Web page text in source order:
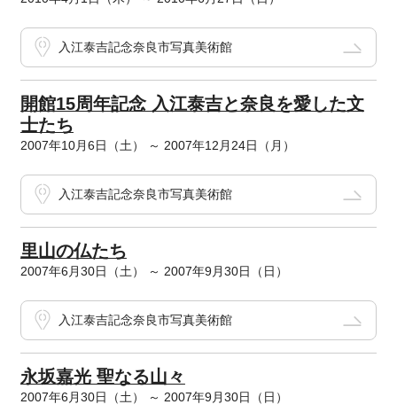
入江泰吉記念奈良市写真美術館
開館15周年記念 入江泰吉と奈良を愛した文
士たち
2007年10月6日（土） ～ 2007年12月24日（月）
入江泰吉記念奈良市写真美術館
里山の仏たち
2007年6月30日（土） ～ 2007年9月30日（日）
入江泰吉記念奈良市写真美術館
永坂嘉光 聖なる山々
2007年6月30日（土） ～ 2007年9月30日（日）